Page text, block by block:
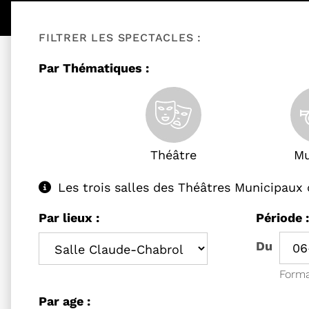
FILTRER LES SPECTACLES :
Filtrer les événements
Par Thématiques :
Théâtre
Les trois salles des Théâtres Municipaux
Filtrer les événements
Par lieux :Les trois salles des ThéâtresFiltrer
Période :
Du
Filtrer les événements
Par age :